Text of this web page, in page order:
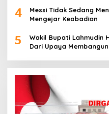
4
Messi Tidak Sedang
Mengejar Keabadian
5
Wakil Bupati Lahmudin
Dari Upaya